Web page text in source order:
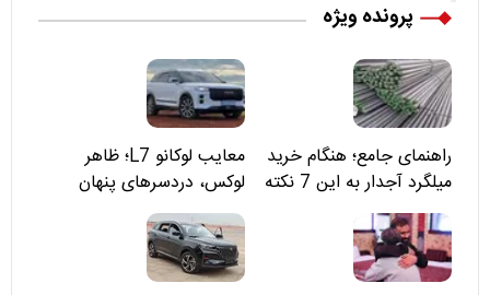
پرونده ویژه
راهنمای جامع؛ هنگام خرید
میلگرد آجدار به این 7 نکته
توجه کنید
معایب لوکانو L7؛ ظاهر
لوکس، دردسرهای پنهان